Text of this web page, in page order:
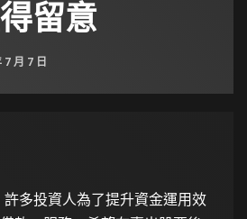
留意
7 月 7 日
多投資人為了提升資金運用效